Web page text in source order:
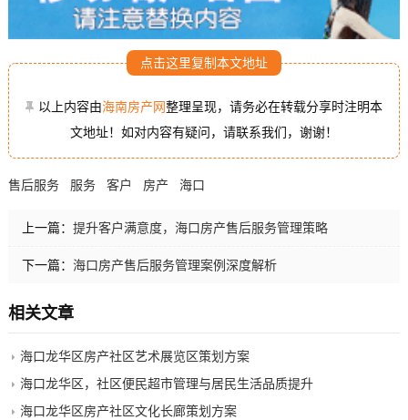
点击这里复制本文地址
以上内容由海南房产网整理呈现，请务必在转载分享时注明本
文地址！如对内容有疑问，请联系我们，谢谢！
售后服务 服务 客户 房产 海口
上一篇： 提升客户满意度，海口房产售后服务管理策略
下一篇： 海口房产售后服务管理案例深度解析
相关文章
海口龙华区房产社区艺术展览区策划方案
海口龙华区，社区便民超市管理与居民生活品质提升
海口龙华区房产社区文化长廊策划方案